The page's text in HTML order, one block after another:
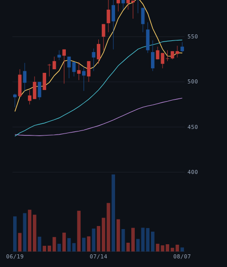
400
450
500
550
06/19 07/14 08/07